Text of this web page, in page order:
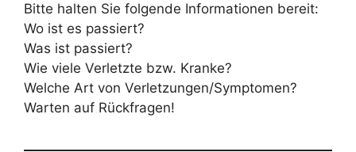
Bitte halten Sie folgende Informationen bereit:
Wo ist es passiert?
Was ist passiert?
Wie viele Verletzte bzw. Kranke?
Welche Art von Verletzungen/Symptomen?
Warten auf Rückfragen!